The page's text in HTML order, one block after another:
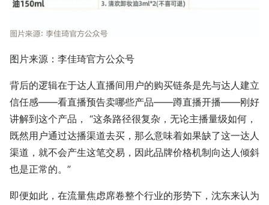
图片来源：李佳琦官方公众号
背后的逻辑在于达人直播间用户的购买链条是先与达人建立
信任感——看直播预告卖哪些产品——蹲直播开播——刚好
讲解到这个产品， “这条路径很复杂，无论主播量级如何，
既然用户通过达播渠道去买，那么意味着如果缺了这一达人
渠道，就不会产生这笔交易，因此品牌价格机制向达人倾斜
也是正常的。”
即便如此，在流量焦虑席卷整个行业的形势下，沈东来认为